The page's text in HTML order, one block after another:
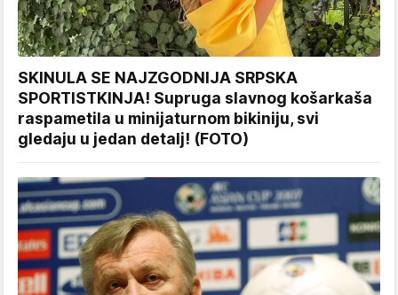
SKINULA SE NAJZGODNIJA SRPSKA
SPORTISTKINJA! Supruga slavnog košarkaša
raspametila u minijaturnom bikiniju, svi
gledaju u jedan detalj! (FOTO)